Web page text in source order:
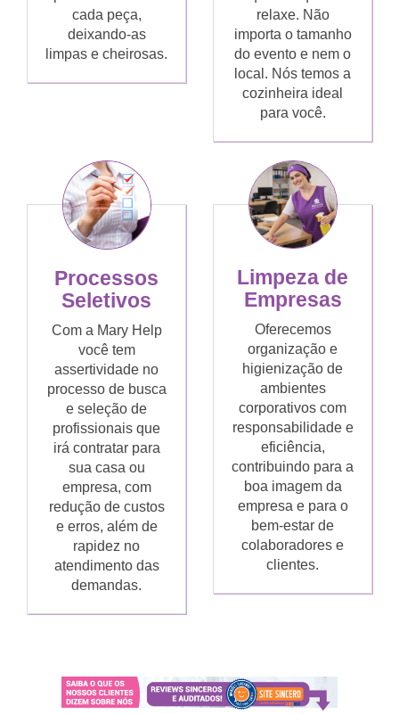
cada peça,
deixando-as
limpas e cheirosas.
relaxe. Não
importa o tamanho
do evento e nem o
local. Nós temos a
cozinheira ideal
para você.
Processos
Seletivos
Com a Mary Help
você tem
assertividade no
processo de busca
e seleção de
profissionais que
irá contratar para
sua casa ou
empresa, com
redução de custos
e erros, além de
rapidez no
atendimento das
demandas.
Limpeza de
Empresas
Oferecemos
organização e
higienização de
ambientes
corporativos com
responsabilidade e
eficiência,
contribuindo para a
boa imagem da
empresa e para o
bem-estar de
colaboradores e
clientes.